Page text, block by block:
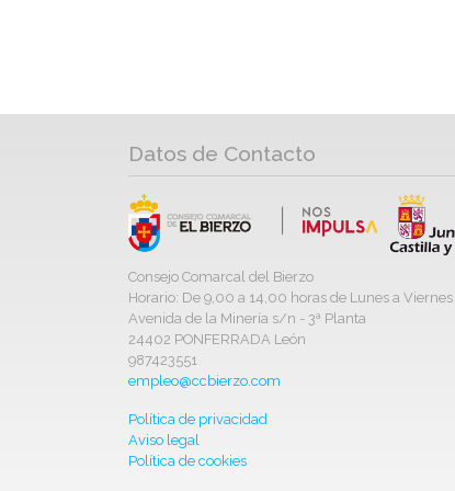
Datos de Contacto
Consejo Comarcal del Bierzo
Horario: De 9,00 a 14,00 horas de Lunes a Viernes
Avenida de la Minería s/n - 3ª Planta
24402 PONFERRADA León
987423551
empleo@ccbierzo.com
Política de privacidad
Aviso legal
Política de cookies